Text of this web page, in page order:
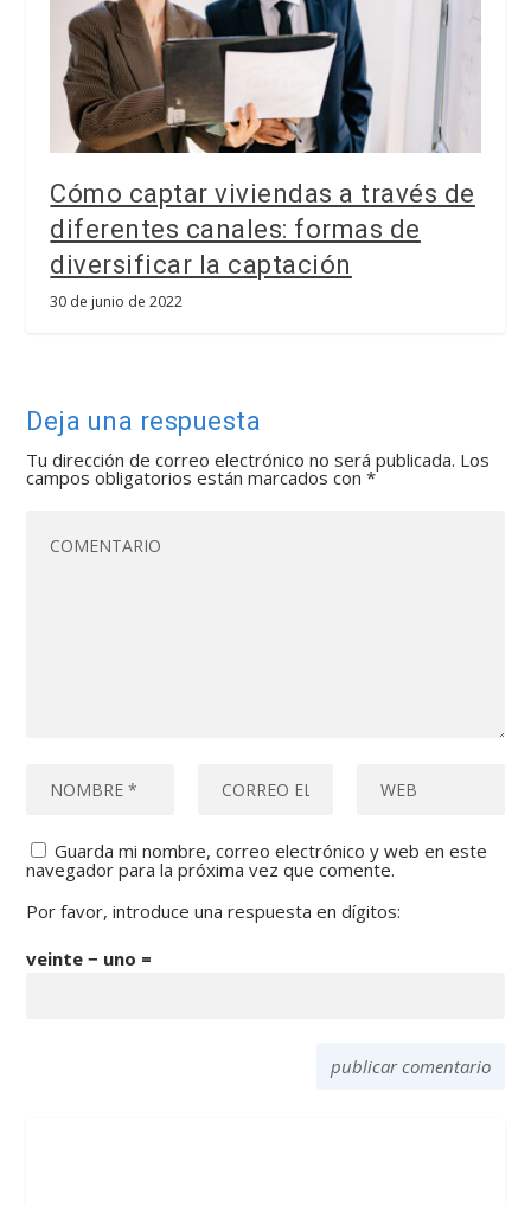
Cómo captar viviendas a través de
diferentes canales: formas de
diversificar la captación
30 de junio de 2022
Deja una respuesta
Tu dirección de correo electrónico no será publicada. Los
campos obligatorios están marcados con*
Guarda mi nombre, correo electrónico y web en este
navegador para la próxima vez que comente.
Por favor, introduce una respuesta en dígitos:
veinte − uno =